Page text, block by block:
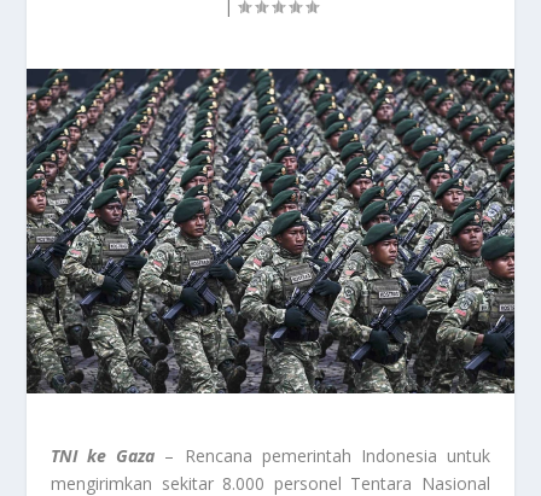
|
TNI ke Gaza – Rencana pemerintah Indonesia untuk
mengirimkan sekitar 8.000 personel Tentara Nasional